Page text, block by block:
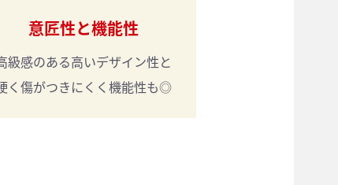
意匠性と機能性
級感のある高いデザイン性と
く傷がつきにくく機能性も◎